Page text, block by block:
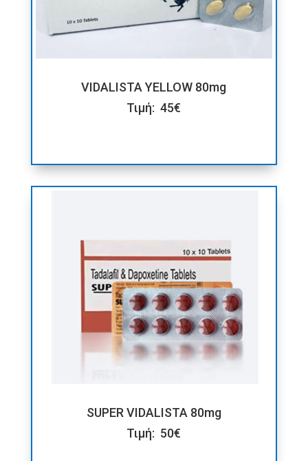
VIDALISTA YELLOW 80mg
Τιμή: 45€
SUPER VIDALISTA 80mg
Τιμή: 50€